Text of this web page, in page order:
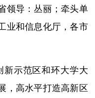
领导：丛丽；牵头单
业和信息化厅，各市
示范区和环大学大
，高水平打造高新区